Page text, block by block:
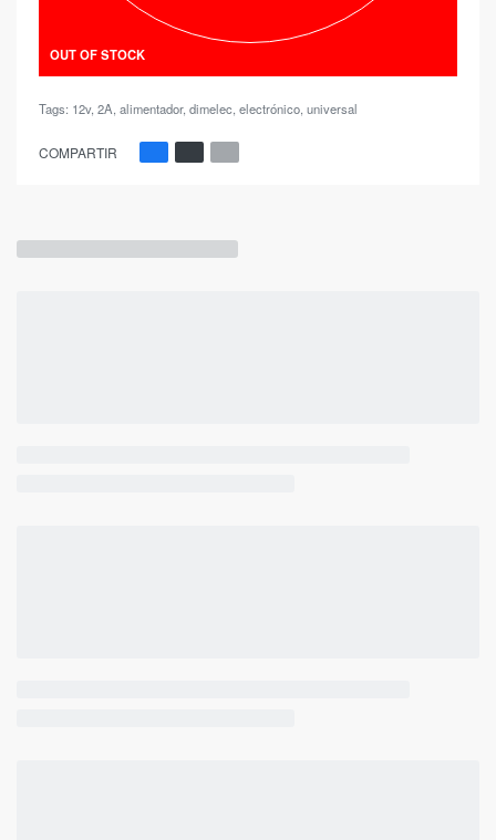
OUT OF STOCK
Tags: 12v, 2A, alimentador, dimelec, electrónico, universal
COMPARTIR